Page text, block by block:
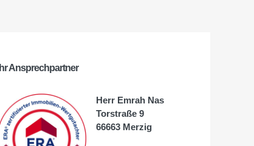
Ihr Ansprechpartner
Herr Emrah Nas
Torstraße 9
66663 Merzig